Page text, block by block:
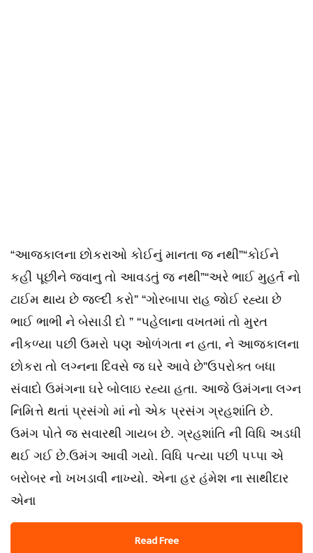
“આજકાલના છોકરાઓ કોઈનું માનતા જ નથી”“કોઈને
કહી પૂછીને જવાનુ તો આવડતું જ નથી”“અરે ભાઈ મુહર્ત નો
ટાઈમ થાય છે જલ્દી કરો” “ગોરબાપા રાહ જોઈ રહ્યા છે
ભાઈ ભાભી ને બેસાડી દો ” “પહેલાના વખતમાં તો મુરત
નીકળ્યા પછી ઉમરો પણ ઓળંગતા ન હતા, ને આજકાલના
છોકરા તો લગ્નના દિવસે જ ઘરે આવે છે”ઉપરોક્ત બધા
સંવાદો ઉમંગના ઘરે બોલાઇ રહ્યા હતા. આજે ઉમંગના લગ્ન
નિમિત્તે થતાં પ્રસંગો માં નો એક પ્રસંગ ગ્રહશાંતિ છે.
ઉમંગ પોતે જ સવારથી ગાયબ છે. ગ્રહશાંતિ ની વિધિ અડધી
થઈ ગઈ છે.ઉમંગ આવી ગયો. વિધિ પત્યા પછી પપ્પા એ
બરોબર નો ખખડાવી નાખ્યો. એના હર હંમેશ ના સાથીદાર
એના
Read Free